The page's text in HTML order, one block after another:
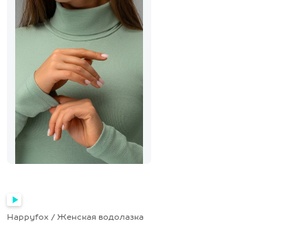
Happyfox / Женская водолазка